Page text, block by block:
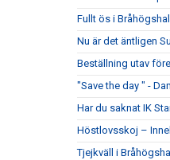
Fullt ös i
Nu är det äntligen
Beställning utav
"Save the day " -
Har du saknat IK
Höstlovsskoj –
Tjejkväll i